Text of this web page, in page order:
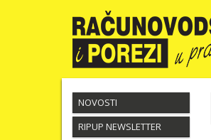
NOVOSTI
RIPUP NEWSLETTER